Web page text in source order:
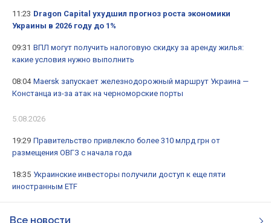
11:23 Dragon Capital ухудшил прогноз роста экономики
Украины в 2026 году до 1%
09:31 ВПЛ могут получить налоговую скидку за аренду жилья:
какие условия нужно выполнить
08:04 Maersk запускает железнодорожный маршрут Украина —
Констанца из-за атак на черноморские порты
5.08.2026
19:29 Правительство привлекло более 310 млрд грн от
размещения ОВГЗ с начала года
18:35 Украинские инвесторы получили доступ к еще пяти
иностранным ETF
Все новости